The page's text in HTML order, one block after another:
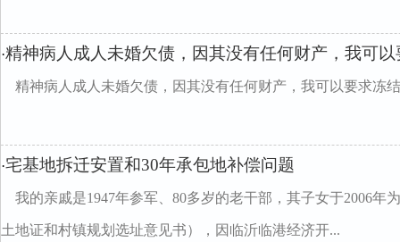
·精神病人成人未婚欠债，因其没有任何财产，我可
精神病人成人未婚欠债，因其没有任何财产，我可以要求冻
·宅基地拆迁安置和30年承包地补偿问题
我的亲戚是1947年参军、80多岁的老干部，其子女于2006年
土地证和村镇规划选址意见书），因临沂临港经济开...